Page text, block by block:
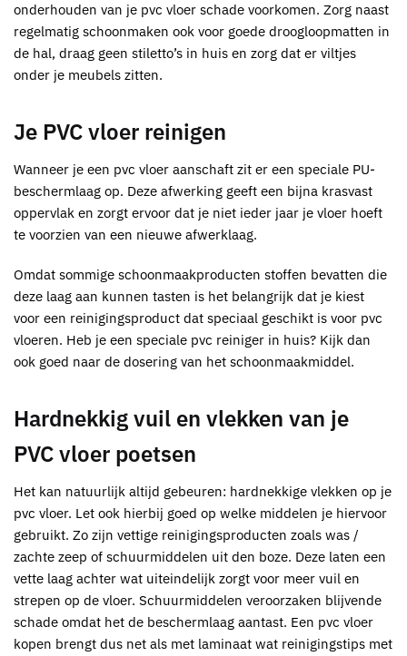
onderhouden van je pvc vloer schade voorkomen. Zorg naast
regelmatig schoonmaken ook voor goede droogloopmatten in
de hal, draag geen stiletto’s in huis en zorg dat er viltjes
onder je meubels zitten.
Je PVC vloer reinigen
Wanneer je een pvc vloer aanschaft zit er een speciale PU-
beschermlaag op. Deze afwerking geeft een bijna krasvast
oppervlak en zorgt ervoor dat je niet ieder jaar je vloer hoeft
te voorzien van een nieuwe afwerklaag.
Omdat sommige schoonmaakproducten stoffen bevatten die
deze laag aan kunnen tasten is het belangrijk dat je kiest
voor een reinigingsproduct dat speciaal geschikt is voor pvc
vloeren. Heb je een speciale pvc reiniger in huis? Kijk dan
ook goed naar de dosering van het schoonmaakmiddel.
Hardnekkig vuil en vlekken van je
PVC vloer poetsen
Het kan natuurlijk altijd gebeuren: hardnekkige vlekken op je
pvc vloer. Let ook hierbij goed op welke middelen je hiervoor
gebruikt. Zo zijn vettige reinigingsproducten zoals was /
zachte zeep of schuurmiddelen uit den boze. Deze laten een
vette laag achter wat uiteindelijk zorgt voor meer vuil en
strepen op de vloer. Schuurmiddelen veroorzaken blijvende
schade omdat het de beschermlaag aantast. Een pvc vloer
kopen brengt dus net als met laminaat wat reinigingstips met